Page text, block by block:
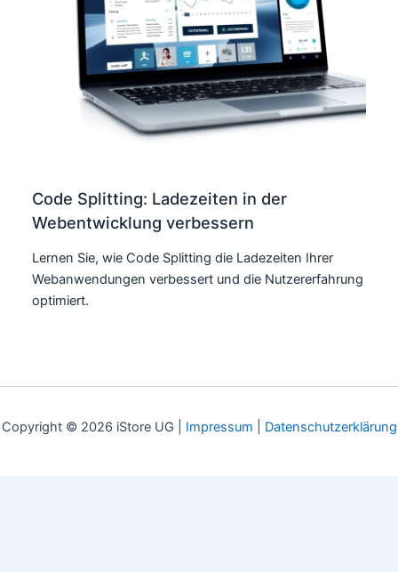
Code Splitting: Ladezeiten in der
Webentwicklung verbessern
Lernen Sie, wie Code Splitting die Ladezeiten Ihrer
Webanwendungen verbessert und die Nutzererfahrung
optimiert.
Copyright © 2026 iStore UG | Impressum Datenschutzerklärung